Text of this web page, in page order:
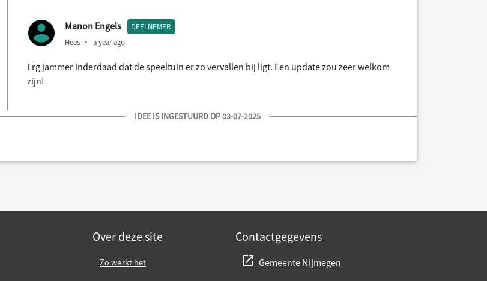
Manon Engels DEELNEMER
Hees a year ago
Erg jammer inderdaad dat de speeltuin er zo vervallen bij ligt. Een update zou zeer welkom
zijn!
IDEE IS INGESTUURD OP 03-07-2025
Over deze site
Zo werkt het
Contactgegevens
Gemeente Nijmegen